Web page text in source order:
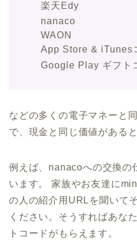
楽天Edy
nanaco
WAON
App Store & iTunes
Google Play ギフト
などの多くの電子マネーと
で、現金と同じ価値があると
例えば、nanacoへの交換の
います。 家族やお友達に
の人の紹介用URLを聞いて
ください。そうすればあな
トコードがもらえます。